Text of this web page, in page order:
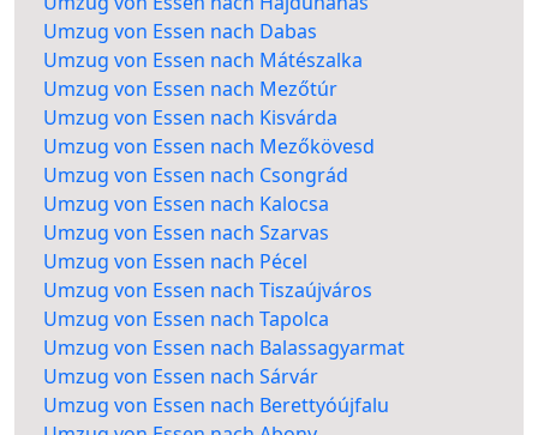
Umzug von Essen nach Dabas
Umzug von Essen nach Mátészalka
Umzug von Essen nach Mezőtúr
Umzug von Essen nach Kisvárda
Umzug von Essen nach Mezőkövesd
Umzug von Essen nach Csongrád
Umzug von Essen nach Kalocsa
Umzug von Essen nach Szarvas
Umzug von Essen nach Pécel
Umzug von Essen nach Tiszaújváros
Umzug von Essen nach Tapolca
Umzug von Essen nach Balassagyarmat
Umzug von Essen nach Sárvár
Umzug von Essen nach Berettyóújfalu